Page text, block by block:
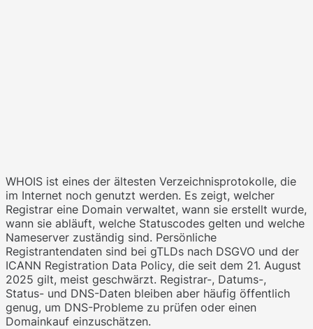
WHOIS ist eines der ältesten Verzeichnisprotokolle, die
im Internet noch genutzt werden. Es zeigt, welcher
Registrar eine Domain verwaltet, wann sie erstellt wurde,
wann sie abläuft, welche Statuscodes gelten und welche
Nameserver zuständig sind. Persönliche
Registrantendaten sind bei gTLDs nach DSGVO und der
ICANN Registration Data Policy, die seit dem 21. August
2025 gilt, meist geschwärzt. Registrar-, Datums-,
Status- und DNS-Daten bleiben aber häufig öffentlich
genug, um DNS-Probleme zu prüfen oder einen
Domainkauf einzuschätzen.